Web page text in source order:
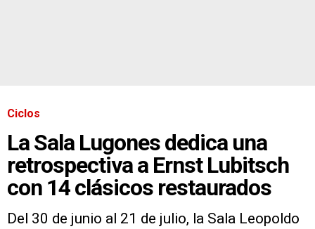
Ciclos
La Sala Lugones dedica una
retrospectiva a Ernst Lubitsch
con 14 clásicos restaurados
Del 30 de junio al 21 de julio, la Sala Leopoldo